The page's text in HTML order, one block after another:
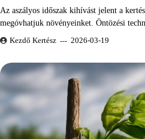
Az aszályos időszak kihívást jelent a
megóvhatjuk növényeinket. Öntözési
Kezdő Kertész 2026-03-19